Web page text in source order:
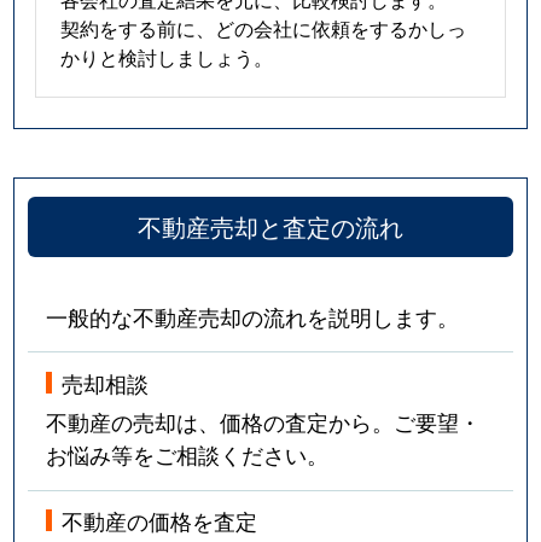
契約をする前に、どの会社に依頼をするかしっ
かりと検討しましょう。
不動産売却と査定の流れ
一般的な不動産売却の流れを説明します。
売却相談
不動産の売却は、価格の査定から。ご要望・
お悩み等をご相談ください。
不動産の価格を査定